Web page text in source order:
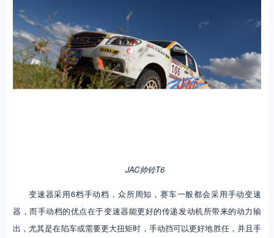
JAC帅铃T6
变速器采用6档手动档，众所周知，赛车一般都会采用手动变速
器，而手动档的优点在于变速器能更好的传递发动机所带来的动力输
出，尤其是在陷车或需要更大扭矩时，手动挡可以更好地胜任，并且手